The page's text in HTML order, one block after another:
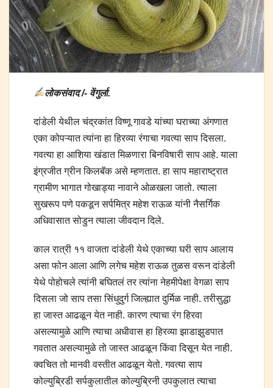
लोकसंवाद /- वेंगुर्ला.
दांडेली येथील चंद्रकांत विष्णू गावडे यांच्या घराच्या अंगणात
एका कोपऱ्यात त्यांना हा हिरव्या रंगाचा गवत्या साप दिसला.
गवत्या हा आशिया खंडात मिळणारा बिनविषारी साप आहे. याला
इंग्रजीत ग्रीन किलबॅक असे म्हणतात. हा साप महाराष्ट्रात
ग्रामीण भागात गोखाड्या नावाने ओळखला जातो. त्याला
सुखरूप पणे पकडून सर्पमित्र महेश राऊळ यांनी नैसर्गिक
अधिवासात सोडुन त्याला जीवदान दिले.
काल रात्री ११ वाजता दांडेली येथे एकाच्या घरी साप आलाय
असा फोन आला आणि लगेच महेश राऊळ तुळस वरून दांडेली
येथे पोहोचले त्यांनी बघितलं तर त्यांना नेहमीपेक्षा वेगळा साप
दिसला जो साप तसा सिंधुदुर्ग जिल्ह्यात दुर्मिळ नाही. तरीसुद्धा
हा जास्त आढळून येत नाही. कारण त्याचा रंग हिरवा
असल्यामुळे आणि त्याचा अधीवास हा हिरव्या झाडाझुडपात
गवतात असल्यामुळे तो जास्त आढळून किंवा दिसून येत नाही.
क्वचित तो मानवी वस्तीत आढळून येतो. गवत्या साप
कोल्युब्रिडी सर्पकुलातील कोल्युब्रिनी उपकुलात त्याचा